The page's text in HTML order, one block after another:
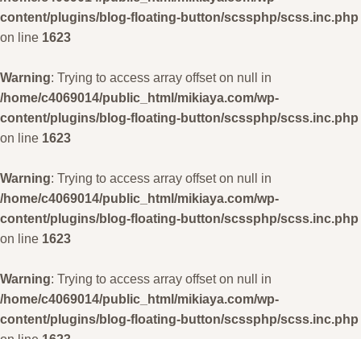
content/plugins/blog-floating-button/scssphp/scss.inc.php
on line 1623
Warning: Trying to access array offset on null in
/home/c4069014/public_html/mikiaya.com/wp-
content/plugins/blog-floating-button/scssphp/scss.inc.php
on line 1623
Warning: Trying to access array offset on null in
/home/c4069014/public_html/mikiaya.com/wp-
content/plugins/blog-floating-button/scssphp/scss.inc.php
on line 1623
Warning: Trying to access array offset on null in
/home/c4069014/public_html/mikiaya.com/wp-
content/plugins/blog-floating-button/scssphp/scss.inc.php